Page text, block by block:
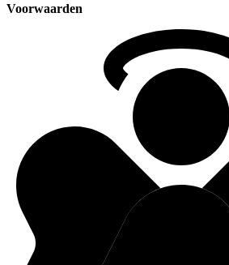
Voorwaarden